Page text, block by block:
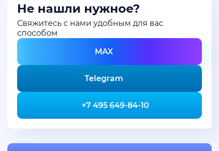
Не нашли нужное?
Свяжитесь с нами удобным для вас
способом
MAX
Telegram
+7 495 649-84-10